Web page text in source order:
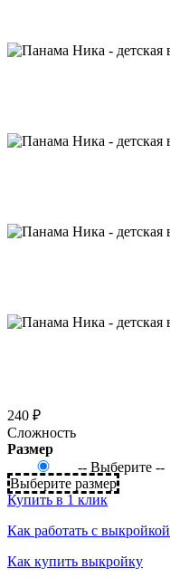
240 ₽
Сложность
Размер
-- Выберите --
Выберите размер
Купить в 1 клик
Как работать с выкройкой
Как купить выкройку